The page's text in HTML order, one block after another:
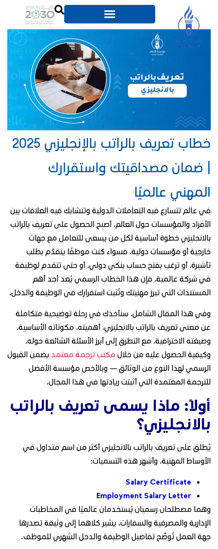
خطاب تعريف بالراتب بالإنجليزي 2025
| ضمان مصداقيتك واستقرارك
المهني عالميًا
في عالم تتسارع فيه التعاملات الدولية وتتشابك فيه العلاقات بين
الأفراد والمؤسسات حول العالم، أصبح الحصول على تعريف بالراتب
بالانجليزي خطوة أساسية لكل من يسعى للتعامل مع جهات
خارجية أو مؤسسات دولية. فسواء كنت موظفًا يتقدّم بطلب
تأشيرة، أو ترغب بفتح حساب بنكي دولي، أو حتى تتقدم لوظيفة
في شركة عالمية، فإن هذا الخطاب الرسمي يُعد أحد أهم
المستندات التي تبرز مهنيتك وتُثبت استقرارك في الوظيفة والدخل.
وفي هذا المقال الشامل، سنأخذك في رحلة توضيحية متكاملة
عن معنى تعريف بالراتب بالانجليزي، أهميته، مكوناته الأساسية،
وصيغته الاحترافية، مع التطرق إلى أبرز الأسئلة الشائعة حوله،
وكيفية الحصول عليه من خلال مكتب ترجمة معتمد يضمن القبول
الرسمي لهذا النوع من الوثائق — وبالأخص مؤسسة الأفضل
للترجمة المعتمدة التي أثبتت ريادتها في هذا المجال.
أولًا: ماذا يسمى تعريف بالراتب
بالانجليزي؟
يُطلق على تعريف بالراتب بالانجليزي أكثر من اسم متداول في
الأوساط المهنية، وأشهر هذه التسميات:
Salary Certificate
Employment Salary Letter
وهما مصطلحان رسميان يُستخدمان عالميًا في المخاطبات
الإدارية والمصرفية والسفارات. يشير كلاهما إلى وثيقة تصدرها
جهة العمل تُوضّح تفاصيل الوظيفة والدخل الشهري للموظف.